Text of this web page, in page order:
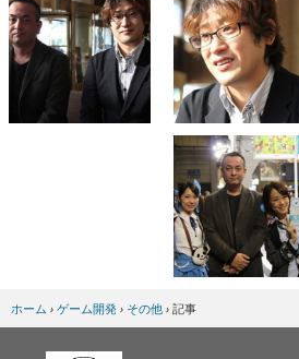
ホーム › ゲーム開発 › その他 › 記事